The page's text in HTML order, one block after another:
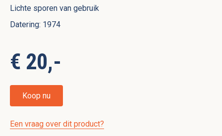
Lichte sporen van gebruik
Datering: 1974
€ 20,-
Koop nu
Een vraag over dit product?